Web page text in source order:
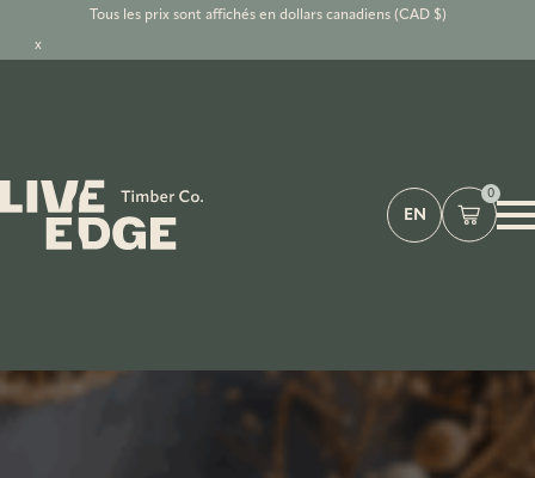
Tous les prix sont affichés en dollars canadiens (CAD $)
x
EN
0